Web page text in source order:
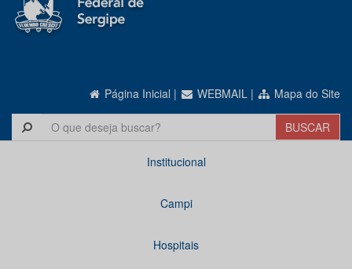
Página Inicial | WEBMAIL | Mapa do Site
Institucional
Campi
Hospitais